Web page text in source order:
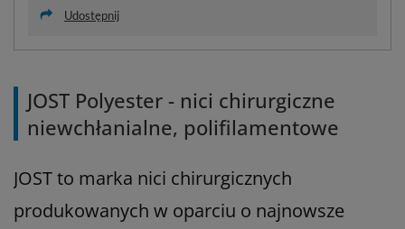
Udostępnij
JOST Polyester - nici chirurgiczne
niewchłanialne, polifilamentowe
JOST to marka nici chirurgicznych
produkowanych w oparciu o najnowsze